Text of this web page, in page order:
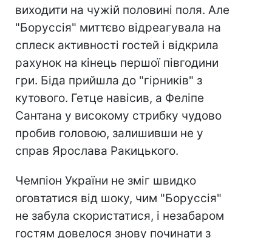
виходити на чужій половині поля. Але
"Боруссія" миттєво відреагувала на
сплеск активності гостей і відкрила
рахунок на кінець першої півгодини
гри. Біда прийшла до "гірників" з
кутового. Гетце навісив, а Феліпе
Сантана у високому стрибку чудово
пробив головою, залишивши не у
справ Ярослава Ракицького.
Чемпіон України не зміг швидко
оговтатися від шоку, чим "Боруссія"
не забула скористатися, і незабаром
гостям довелося знову починати з